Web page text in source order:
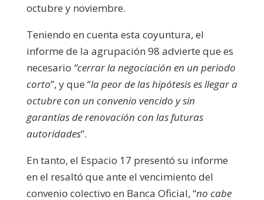
octubre y noviembre.
Teniendo en cuenta esta coyuntura, el
informe de la agrupación 98 advierte que es
necesario “cerrar la negociación en un periodo
corto”, y que “la peor de las hipótesis es llegar a
octubre con un convenio vencido y sin
garantías de renovación con las futuras
autoridades”.
En tanto, el Espacio 17 presentó su informe
en el resaltó que ante el vencimiento del
convenio colectivo en Banca Oficial, “no cabe